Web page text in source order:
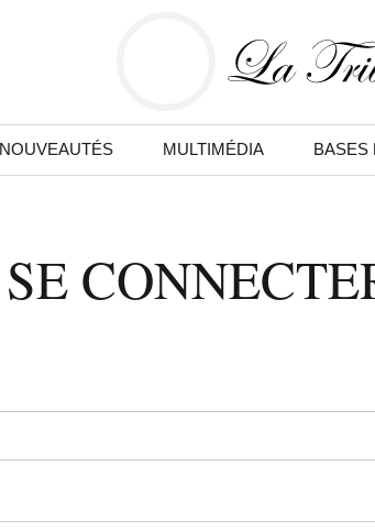
NOUVEAUTÉS MULTIMÉDIA BASES
SE